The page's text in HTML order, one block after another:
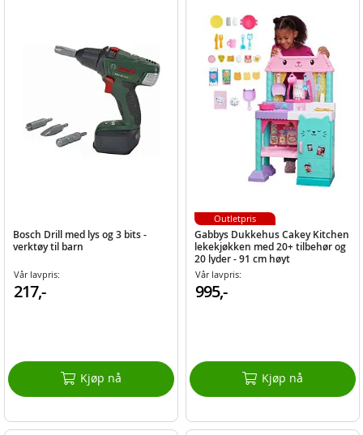
Bosch Drill med lys og 3 bits -
verktøy til barn
Vår lavpris:
217,-
Kjøp nå
Gabbys Dukkehus Cakey Kitchen
lekekjøkken med 20+ tilbehør og
20 lyder - 91 cm høyt
Vår lavpris:
995,-
Kjøp nå
Outletpris